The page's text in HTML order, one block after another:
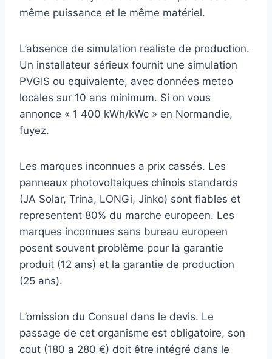
même puissance et le même matériel.
L’absence de simulation realiste de production.
Un installateur sérieux fournit une simulation
PVGIS ou equivalente, avec données meteo
locales sur 10 ans minimum. Si on vous
annonce « 1 400 kWh/kWc » en Normandie,
fuyez.
Les marques inconnues a prix cassés. Les
panneaux photovoltaiques chinois standards
(JA Solar, Trina, LONGi, Jinko) sont fiables et
representent 80% du marche europeen. Les
marques inconnues sans bureau europeen
posent souvent problème pour la garantie
produit (12 ans) et la garantie de production
(25 ans).
L’omission du Consuel dans le devis. Le
passage de cet organisme est obligatoire, son
cout (180 a 280 €) doit être intégré dans le